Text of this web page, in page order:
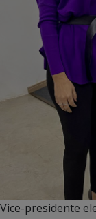
Vice-presidente